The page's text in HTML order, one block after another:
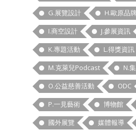
G.展覽設計
H.歐原品
I.商空設計
J.參展資訊
K.專題活動
L.得獎資訊
M.克萊兒Podcast
N.
O.公益慈善活動
ODC
P.一見藝術
博物館
國外展覽
媒體報導